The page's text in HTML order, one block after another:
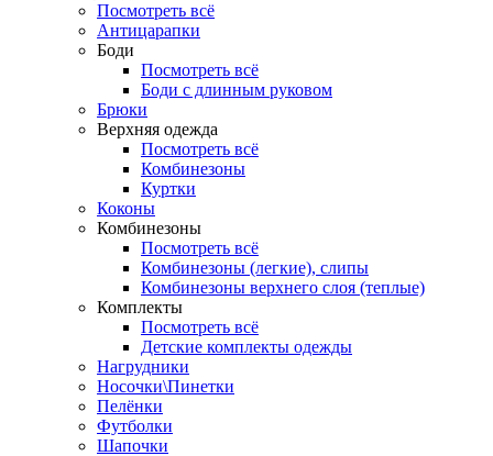
Посмотреть всё
Антицарапки
Боди
Посмотреть всё
Боди с длинным руковом
Брюки
Верхняя одежда
Посмотреть всё
Комбинезоны
Куртки
Коконы
Комбинезоны
Посмотреть всё
Комбинезоны (легкие), слипы
Комбинезоны верхнего слоя (теплые)
Комплекты
Посмотреть всё
Детские комплекты одежды
Нагрудники
Носочки\Пинетки
Пелёнки
Футболки
Шапочки